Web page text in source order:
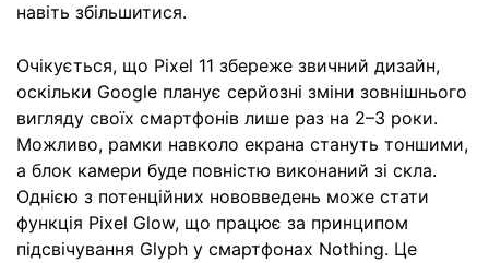
навіть збільшитися.
Очікується, що Pixel 11 збереже звичний дизайн,
оскільки Google планує серйозні зміни зовнішнього
вигляду своїх смартфонів лише раз на 2–3 роки.
Можливо, рамки навколо екрана стануть тоншими,
а блок камери буде повністю виконаний зі скла.
Однією з потенційних нововведень може стати
функція Pixel Glow, що працює за принципом
підсвічування Glyph у смартфонах Nothing. Це